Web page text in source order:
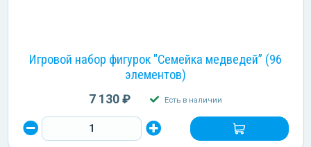
Игровой набор фигурок "Семейка медведей” (96
элементов)
7 130 ₽ Есть в наличии